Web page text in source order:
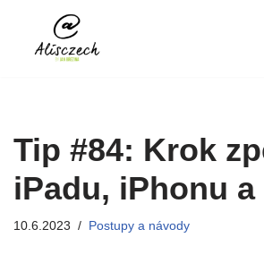
Přeskočit
Tip #84: Krok
iPadu, iPhonu a
10.6.2023 Postupy a návody